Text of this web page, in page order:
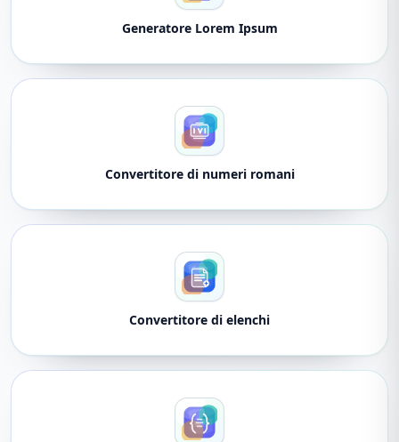
Generatore Lorem Ipsum
Convertitore di numeri romani
Convertitore di elenchi